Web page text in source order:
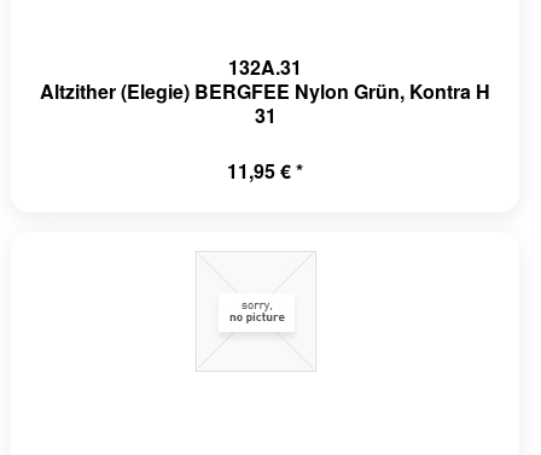
132A.31
Altzither (Elegie) BERGFEE Nylon Grün, Kontra H
31
11,95 € *